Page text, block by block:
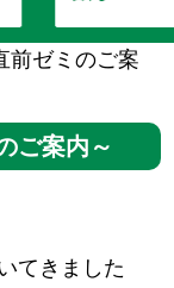
前ゼミのご案
ご案内～
てきました